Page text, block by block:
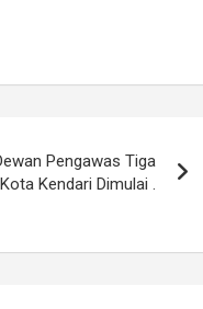
Pengawas Tiga
Kendari Dimulai .